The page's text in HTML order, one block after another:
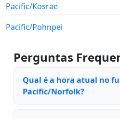
Pacific/Kosrae
Pacific/Pohnpei
Perguntas
Qual é a hora atual no
Pacific/Norfolk?